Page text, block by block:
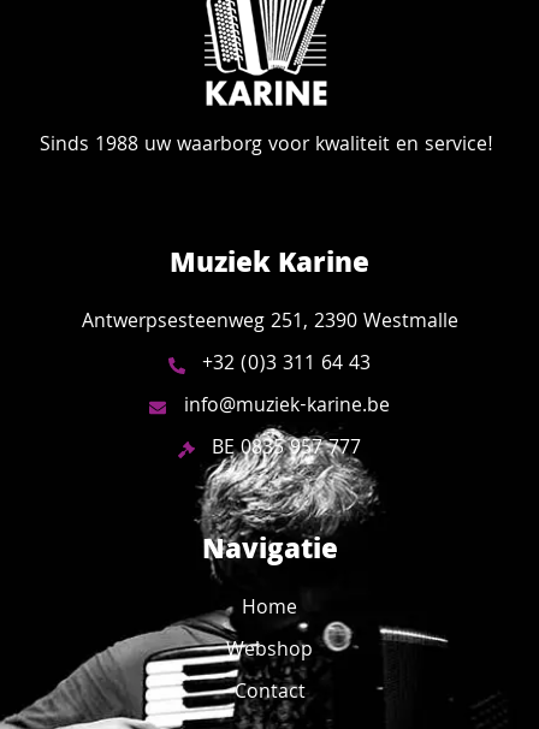
Sinds 1988 uw waarborg voor kwaliteit en service!
Muziek Karine
Antwerpsesteenweg 251, 2390 Westmalle
+32 (0)3 311 64 43
info@muziek-karine.be
BE 0835 957 777
Navigatie
Home
Webshop
Contact